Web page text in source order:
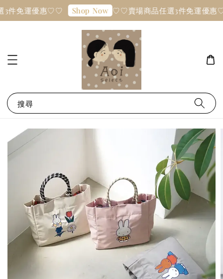
件免運優惠♡♡ Shop Now ♡♡賣場商品任選3件免運優惠
搜尋